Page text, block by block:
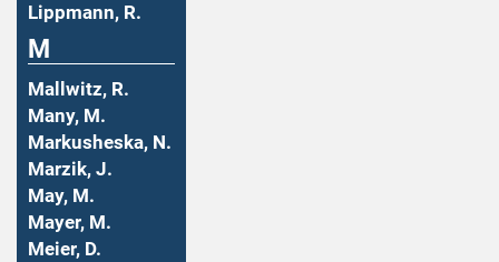
Lippmann, R.
M
Mallwitz, R.
Many, M.
Markusheska, N.
Marzik, J.
May, M.
Mayer, M.
Meier, D.